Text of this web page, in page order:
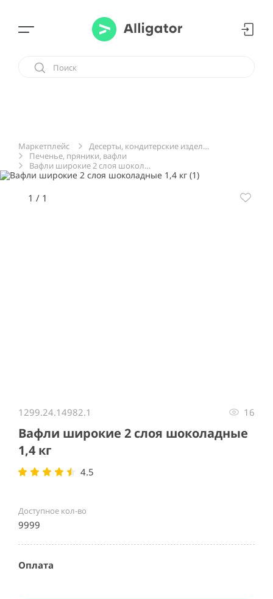
Маркетплейс
Десерты, кондитерские изделия, сладости
Печенье, пряники, вафли
Вафли широкие 2 слоя шоколадные 1,4 кг
1 / 1
1299.24.14982.1 16
Вафли широкие 2 слоя шоколадные
1,4 кг
4.5
Доступное кол-во
9999
Оплата